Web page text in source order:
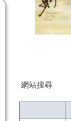
網站搜尋